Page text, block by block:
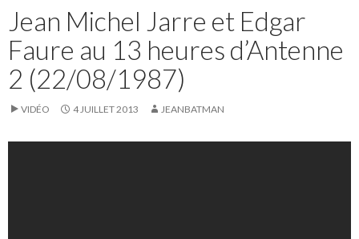
Jean Michel Jarre et Edgar
Faure au 13 heures d’Antenne
2 (22/08/1987)
VIDÉO 4 JUILLET 2013 JEANBATMAN